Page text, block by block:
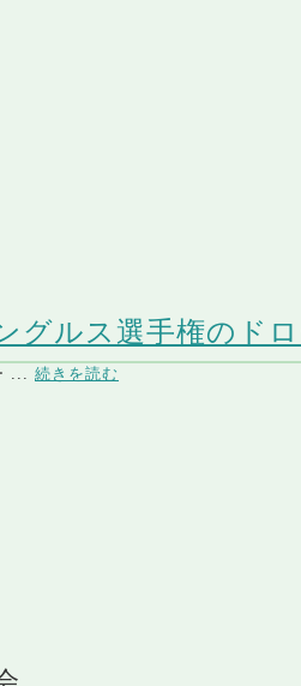
グルス選手権のド
... 続きを読む